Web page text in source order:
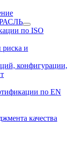
по ISO
риска и
конфигурации,
по EN
качества